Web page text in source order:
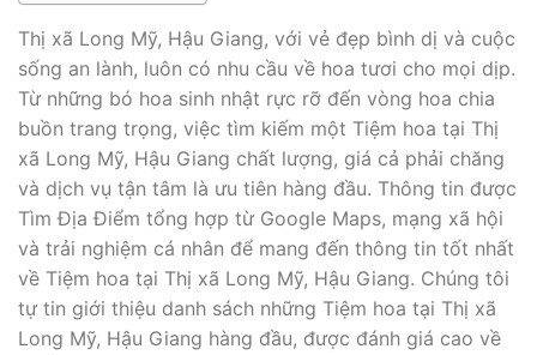
Thị xã Long Mỹ, Hậu Giang, với vẻ đẹp bình dị và cuộc
sống an lành, luôn có nhu cầu về hoa tươi cho mọi dịp.
Từ những bó hoa sinh nhật rực rỡ đến vòng hoa chia
buồn trang trọng, việc tìm kiếm một Tiệm hoa tại Thị
xã Long Mỹ, Hậu Giang chất lượng, giá cả phải chăng
và dịch vụ tận tâm là ưu tiên hàng đầu. Thông tin được
Tìm Địa Điểm tổng hợp từ Google Maps, mạng xã hội
và trải nghiệm cá nhân để mang đến thông tin tốt nhất
về Tiệm hoa tại Thị xã Long Mỹ, Hậu Giang. Chúng tôi
tự tin giới thiệu danh sách những Tiệm hoa tại Thị xã
Long Mỹ, Hậu Giang hàng đầu, được đánh giá cao về